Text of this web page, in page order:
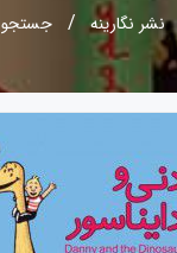
نشر نگارینه جستجو